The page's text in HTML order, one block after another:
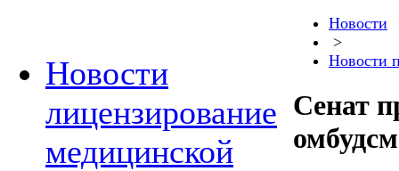
Новости
лицензирование
медицинской
Новости
>
Новости
Сенат